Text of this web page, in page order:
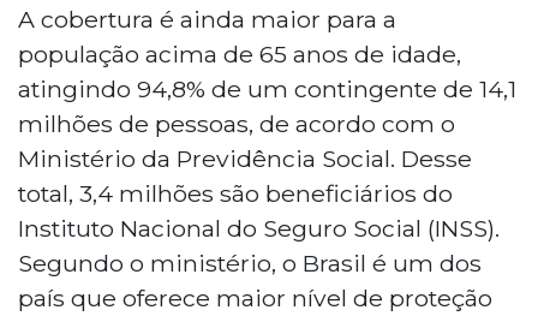
A cobertura é ainda maior para a
população acima de 65 anos de idade,
atingindo 94,8% de um contingente de 14,1
milhões de pessoas, de acordo com o
Ministério da Previdência Social. Desse
total, 3,4 milhões são beneficiários do
Instituto Nacional do Seguro Social (INSS).
Segundo o ministério, o Brasil é um dos
país que oferece maior nível de proteção